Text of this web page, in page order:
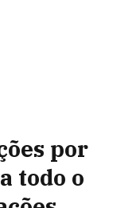
por
todo o